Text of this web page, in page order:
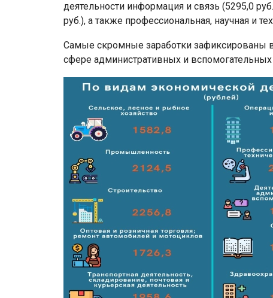
деятельности информация и связь (5295,0
руб.), а также профессиональная, научная и
Самые скромные заработки зафиксированы
сфере административных и вспомогательных